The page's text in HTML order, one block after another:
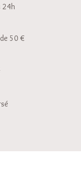
24h
50 €